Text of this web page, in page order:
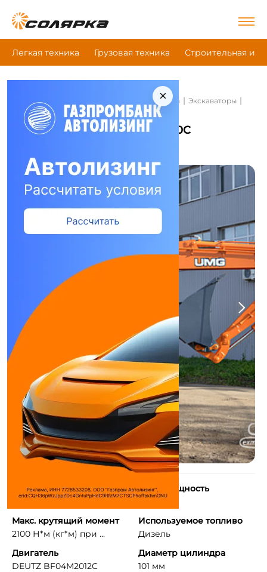
Легкая техника Грузовая техника Строительная и
×
Главная Строительная и дорожная техника | Экскаваторы |
Эксмаш E180C
Экскаваторы Эксмаш E180C
Количество цилиндров
Макс. мощность
118 л.с.
Макс. крутящий момент
2100 Н*м (кг*м) при ...
Используемое топливо
Дизель
Двигатель
DEUTZ BF04M2012C
Диаметр цилиндра
101 мм